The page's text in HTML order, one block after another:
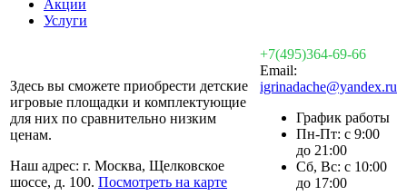
Акции
Услуги
Здесь вы сможете приобрести детские
игровые площадки и комплектующие
для них по сравнительно низким
ценам.
Наш адрес: г. Москва, Щелковское
шоссе, д. 100. Посмотреть на карте
+7(495)364-69-66
Email:
igrinadache@yandex.ru
График работы
Пн-Пт: с 9:00
до 21:00
Сб, Вс: с 10:00
до 17:00